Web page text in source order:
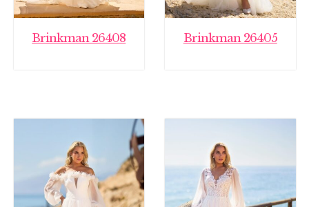
Brinkman 26408 Brinkman 26405